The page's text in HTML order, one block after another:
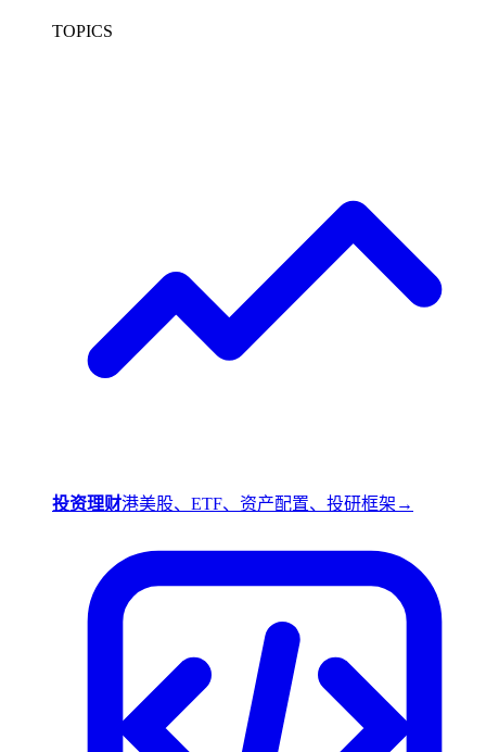
TOPICS
投资理财港美股、ETF、资产配置、投研框架 →